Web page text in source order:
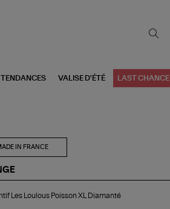
TENDANCES VALISE D'ÉTÉ LAST CHANCE
IN FRANCE
Les Loulous Poisson XL Diamanté